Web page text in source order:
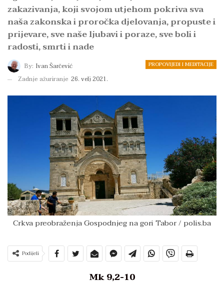
zakazivanja, koji svojom utjehom pokriva sva
naša zakonska i proročka djelovanja, propuste i
prijevare, sve naše ljubavi i poraze, sve boli i
radosti, smrti i nade
PROPOVIJEDI I MEDITACIJE
By: Ivan Šarčević
Zadnje ažuriranje 26. velj 2021.
Crkva preobraženja Gospodnjeg na gori Tabor / polis.ba
Podijeli
Mk 9,2-10